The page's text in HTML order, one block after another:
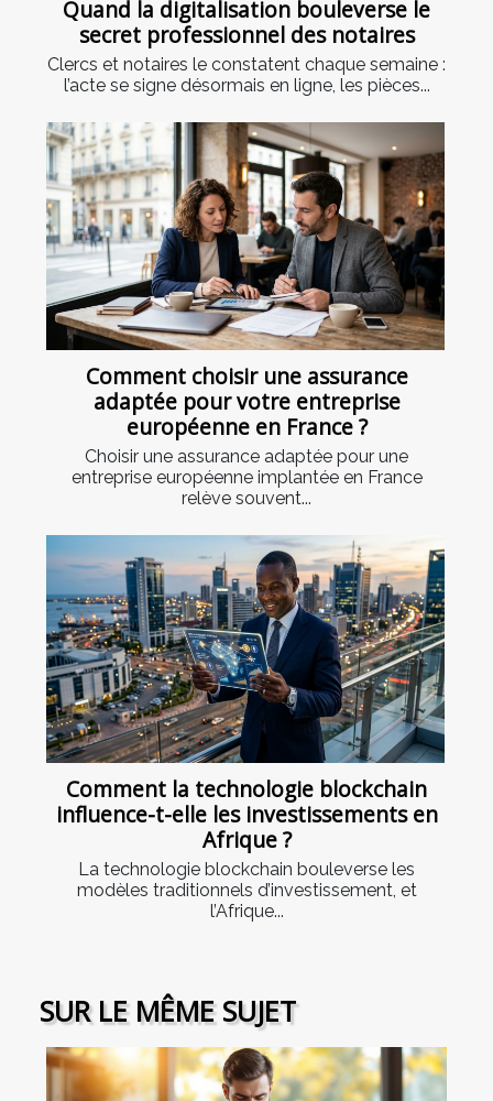
Quand la digitalisation bouleverse le
secret professionnel des notaires
Clercs et notaires le constatent chaque semaine :
l’acte se signe désormais en ligne, les pièces...
Comment choisir une assurance
adaptée pour votre entreprise
européenne en France ?
Choisir une assurance adaptée pour une
entreprise européenne implantée en France
relève souvent...
Comment la technologie blockchain
influence-t-elle les investissements en
Afrique ?
La technologie blockchain bouleverse les
modèles traditionnels d’investissement, et
l’Afrique...
SUR LE MÊME SUJET